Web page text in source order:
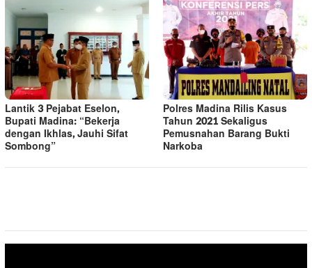
Lantik 3 Pejabat Eselon,
Bupati Madina: “Bekerja
dengan Ikhlas, Jauhi Sifat
Sombong”
Polres Madina Rilis Kasus
Tahun 2021 Sekaligus
Pemusnahan Barang Bukti
Narkoba